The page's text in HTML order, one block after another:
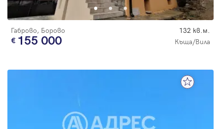
Габрово, Борово 132 кв.м.
155 000 Къща/Вила